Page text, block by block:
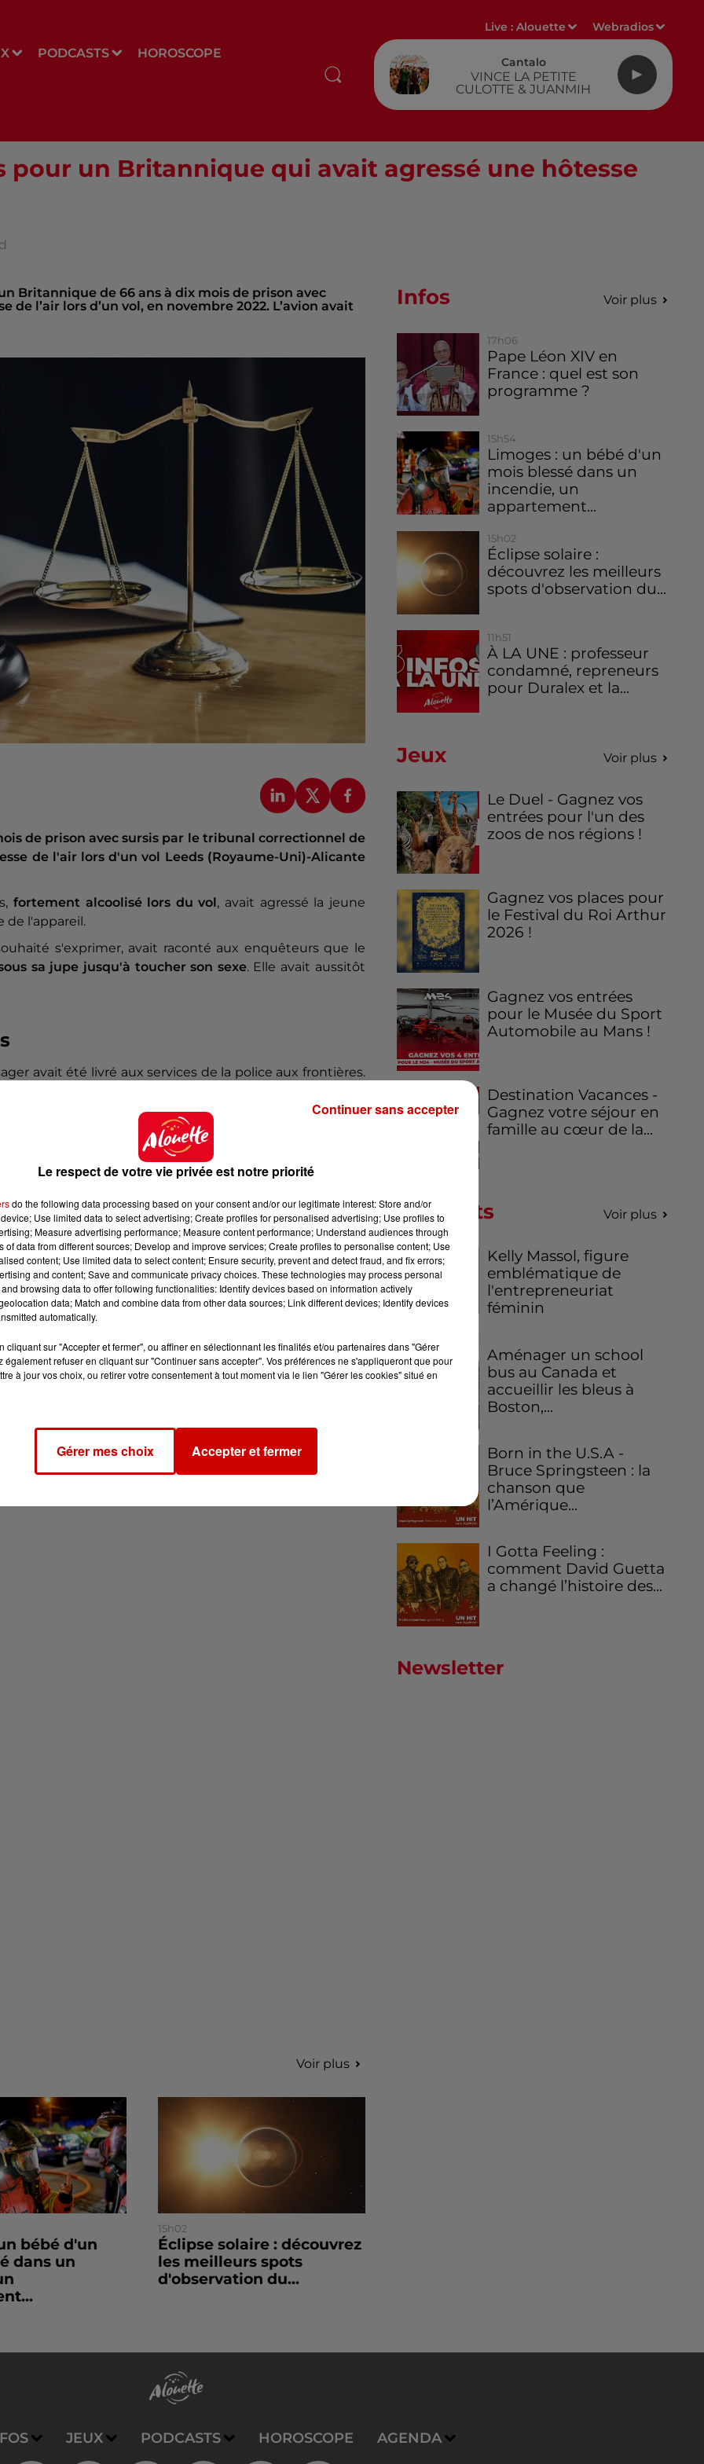
PODCASTS HOROSCOPE
Live :Alouette Webradios
Cantalo
VINCE LA PETITE
CULOTTE & JUANMIH
pour un Britannique qui avait agressé une hôtesse
Britannique de 66 ans à dix mois de prison avec
l’air lors d’un vol, en novembre 2022. L’avion avait
de prison avec sursis par le tribunal correctionnel de
de l'air lors d'un vol Leeds (Royaume-Uni)-Alicante
fortement alcoolisé lors du vol, avait agressé la jeune
de l'appareil.
s'exprimer, avait raconté aux enquêteurs que le
sa jupe jusqu'à toucher son sexe. Elle avait aussitôt
avait été livré aux services de la police aux frontières.
il a affirmé à la barre qu'il avait reconnu les faits
qui lui avaient "dit d'admettre"
après son arrestation
m'excuser assez", a-t-il déclaré à la barre."Mon client
souvenir des faitsmais ne remet pas en cause la
Tristan Hennebois.
bouleversée
"sur son lieu de travail", a décrit le conseil de la partie
dans la matinée, à
écopé d'une interdiction de paraître à l'aéroport de
Infos Voir plus
17h06
Pape Léon XIV en
France : quel est son
programme ?
15h54
Limoges : un bébé d'un
mois blessé dans un
incendie, un
appartement...
15h02
Éclipse solaire :
découvrez les meilleurs
spots d'observation du...
11h51
À LA UNE : professeur
condamné, repreneurs
pour Duralex et la...
Jeux Voir plus
Le Duel - Gagnez vos
entrées pour l'un des
zoos de nos régions !
Gagnez vos places pour
le Festival du Roi Arthur
2026 !
Gagnez vos entrées
pour le Musée du Sport
Automobile au Mans !
Destination Vacances -
Gagnez votre séjour en
famille au cœur de la...
Podcasts Voir plus
Kelly Massol, figure
emblématique de
l'entrepreneuriat
féminin
Aménager un school
bus au Canada et
accueillir les bleus à
Boston,...
Born in the U.S.A -
Bruce Springsteen : la
chanson que
l’Amérique...
I Gotta Feeling :
comment David Guetta
a changé l’histoire des...
Newsletter
Voir plus
bébé d'un
dans un
15h02
Éclipse solaire : découvrez
les meilleurs spots
d'observation du...
JEUX PODCASTS HOROSCOPE AGENDA
Le respect de votre vie privée est notre priorité
do the following data processing based on your consent and/or our legitimate interest: Store and/or
Use limited data to select advertising; Create profiles for personalised advertising; Use profiles to
Measure advertising performance; Measure content performance; Understand audiences through
of data from different sources; Develop and improve services; Create profiles to personalise content; Use
content; Use limited data to select content; Ensure security, prevent and detect fraud, and fix errors;
and content; Save and communicate privacy choices. These technologies may process personal
browsing data to offer following functionalities: Identify devices based on information actively
data; Match and combine data from other data sources; Link different devices; Identify devices
automatically.
cliquant sur "Accepter et fermer", ou affiner en sélectionnant les finalités et/ou partenaires dans "Gérer
également refuser en cliquant sur "Continuer sans accepter". Vos préférences ne s'appliqueront que pour
à jour vos choix, ou retirer votre consentement à tout moment via le lien "Gérer les cookies" situé en
Gérer mes choix Accepter et fermer
Continuer sans accepter